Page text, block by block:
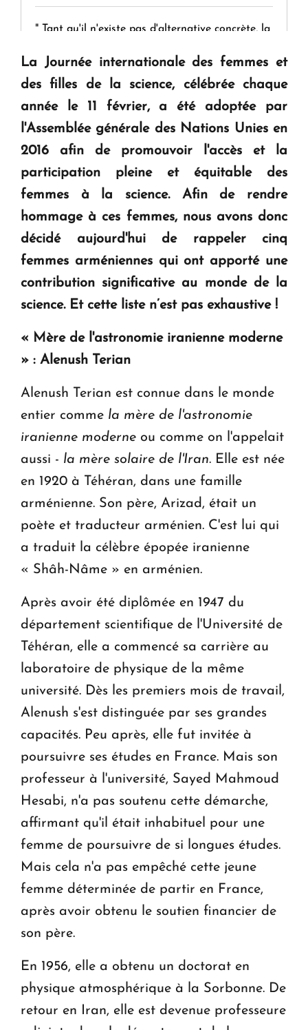
" Tant qu'il n'existe pas d'alternative concrète, la
KASA : 30 ans d'audace, de résilience et d'avenir
en Arménie
Le premier hôtel Hyatt Regency d'Arménie
ouvrira ses portes à Dilijan
La Journée internationale des femmes et
des filles de la science, célébrée chaque
année le 11 février, a été adoptée par
l'Assemblée générale des Nations Unies en
2016 afin de promouvoir l'accès et la
participation pleine et équitable des
femmes à la science. Afin de rendre
hommage à ces femmes, nous avons donc
décidé aujourd'hui de rappeler cinq
femmes arméniennes qui ont apporté une
contribution significative au monde de la
science. Et cette liste n’est pas exhaustive !
« Mère de l'astronomie iranienne moderne
» : Alenush Terian
Alenush Terian est connue dans le monde
entier comme la mère de l'astronomie
iranienne moderne ou comme on l'appelait
aussi - la mère solaire de l'Iran. Elle est née
en 1920 à Téhéran, dans une famille
arménienne. Son père, Arizad, était un
poète et traducteur arménien. C'est lui qui
a traduit la célèbre épopée iranienne
« Shâh-Nâme » en arménien.
Après avoir été diplômée en 1947 du
département scientifique de l'Université de
Téhéran, elle a commencé sa carrière au
laboratoire de physique de la même
université. Dès les premiers mois de travail,
Alenush s'est distinguée par ses grandes
capacités. Peu après, elle fut invitée à
poursuivre ses études en France. Mais son
professeur à l'université, Sayed Mahmoud
Hesabi, n'a pas soutenu cette démarche,
affirmant qu'il était inhabituel pour une
femme de poursuivre de si longues études.
Mais cela n'a pas empêché cette jeune
femme déterminée de partir en France,
après avoir obtenu le soutien financier de
son père.
En 1956, elle a obtenu un doctorat en
physique atmosphérique à la Sorbonne. De
retour en Iran, elle est devenue professeure